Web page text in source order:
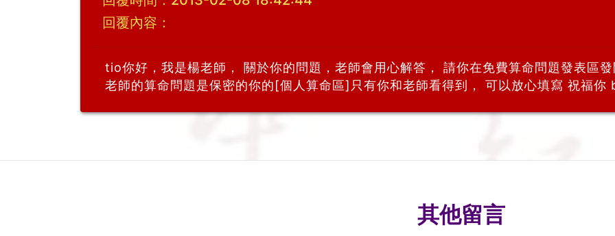
回覆內容：
tio你好，我是楊老師， 關於你的問題，老師會用心解答， 請你在免費算命問題發表區
老師的算命問題是保密的你的[個人算命區]只有你和老師看得到， 可以放心填寫 祝福你
其他留言